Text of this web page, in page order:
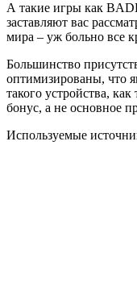
А такие игры как
заставляют вас
мира ‒ уж больно все
Большинство
оптимизированы, что
такого устройства,
бонус, а не основное
Используемые